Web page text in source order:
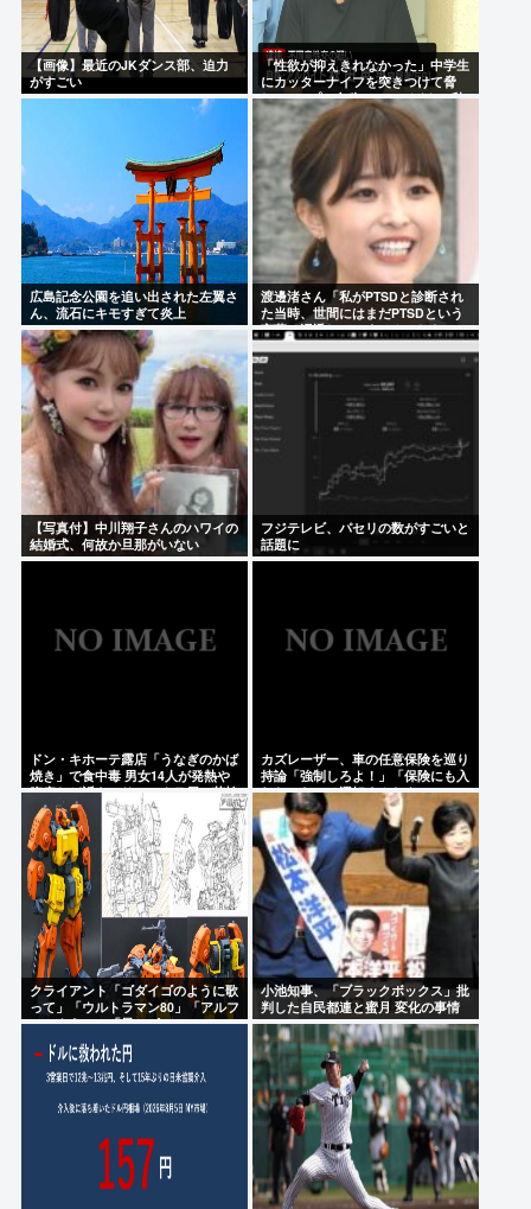
Powered by livedoor 相互RSS
【画像】最近のJKダンス部、迫力
がすごい
「性欲が抑えきれなかった」中学生
にカッターナイフを突きつけて脅
し、レ●プ。自称・アルバイトの秋
田英男(56)が逮捕される
広島記念公園を追い出された左翼さ
ん、流石にキモすぎて炎上
渡邊渚さん「私がPTSDと診断され
た当時、世間にはまだPTSDという
言葉は浸透していませんでした」
【写真付】中川翔子さんのハワイの
結婚式、何故か旦那がいない
フジテレビ、パセリの数がすごいと
話題に
ドン・キホーテ露店「うなぎのかば
焼き」で食中毒 男女14人が発熱や
腹痛など訴え…サルモネラ属の菌検
出
カズレーザー、車の任意保険を巡り
持論「強制しろよ！」「保険にも入
れないヤツは運転すんなよ」
クライアント「ゴダイゴのように歌
って」「ウルトラマン80」「アルフ
ィのように」「星のピアス」
小池知事、「ブラックボックス」批
判した自民都連と蜜月 変化の事情